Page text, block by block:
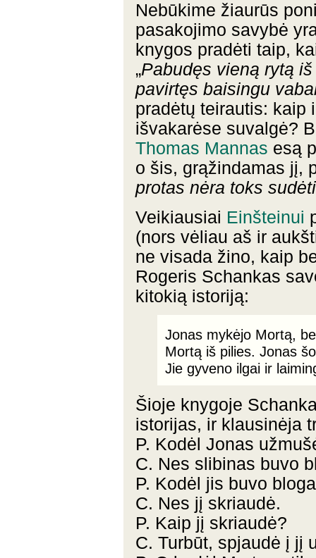
Nebūkime žiaurūs
pasakojimo savybė
knygos pradėti taip,
„Pabudęs vieną rytą
pavirtęs baisingu
pradėtų teirautis: kaip
išvakarėse suvalgė?
Thomas Mannas esą
o šis, grąžindamas jį,
protas nėra toks
Veikiausiai Einšteinui
(nors vėliau aš ir
ne visada žino, kaip
Rogeris Schankas
kitokią istoriją:
Jonas mykėjo Mortą,
Mortą iš pilies. Jonas
Jie gyveno ilgai ir
Šioje knygoje
istorijas, ir klausinėja
P. Kodėl Jonas
C. Nes slibinas buvo
P. Kodėl jis buvo
C. Nes jį skriaudė.
P. Kaip jį skriaudė?
C. Turbūt, spjaudė į jį